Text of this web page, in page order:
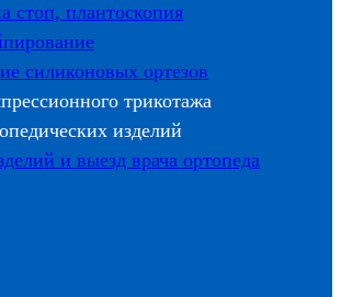
стоп, плантоскопия
силиконовых ортезов
трикотажа
изделий
и выезд врача ортопеда